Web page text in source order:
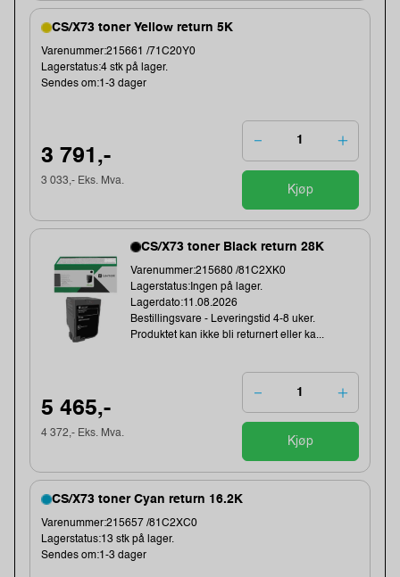
CS/X73 toner Yellow return 5K
Varenummer:215661 /71C20Y0
Lagerstatus:4 stk på lager.
Sendes om:1-3 dager
3 791,-
3 033,- Eks. Mva.
Kjøp
CS/X73 toner Black return 28K
Varenummer:215680 /81C2XK0
Lagerstatus:Ingen på lager.
Lagerdato:11.08.2026
Bestillingsvare - Leveringstid 4-8 uker.
Produktet kan ikke bli returnert eller ka...
5 465,-
4 372,- Eks. Mva.
Kjøp
CS/X73 toner Cyan return 16.2K
Varenummer:215657 /81C2XC0
Lagerstatus:13 stk på lager.
Sendes om:1-3 dager